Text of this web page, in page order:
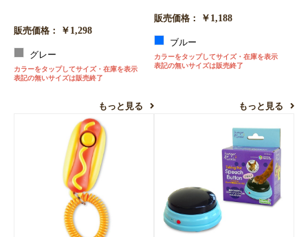
販売価格： ￥1,298
グレー
カラーをタップしてサイズ・在庫を表示
表記の無いサイズは販売終了
もっと見る
販売価格： ￥1,188
ブルー
カラーをタップしてサイズ・在庫を表示
表記の無いサイズは販売終了
もっと見る